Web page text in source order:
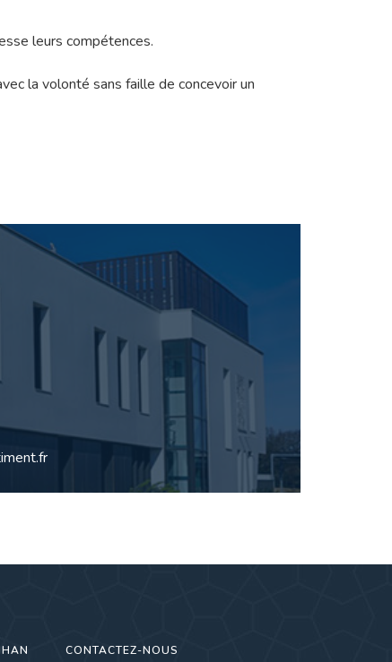
leurs compétences.
la volonté sans faille de concevoir un
CONTACTEZ-NOUS